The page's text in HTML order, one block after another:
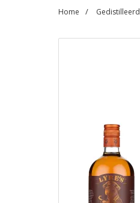
Home Gedistilleerd